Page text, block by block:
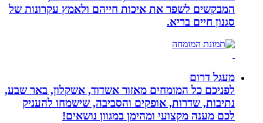
המבקשים לשפר את איכות חייהם ולאמץ עקרונות של
סגנון חיים בריא.
מעגל דרום
לפניכם כל המומחים מאזור אשדוד, אשקלון, באר שבע,
נתיבות, שדרות, אופקים והסביבה, שישמחו להעניק
לכם מענה מקצועי ומהימן במגוון נושאים!